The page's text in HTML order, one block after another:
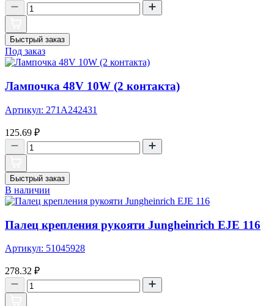
Быстрый заказ
Под заказ
Лампочка 48V 10W (2 контакта)
Артикул: 271A242431
125.69 ₽
Быстрый заказ
В наличии
Палец крепления рукояти Jungheinrich EJE 116
Артикул: 51045928
278.32 ₽